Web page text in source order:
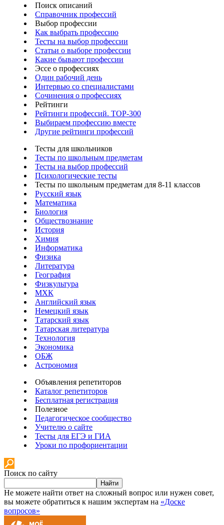
Поиск описаний
Справочник профессий
Выбор профессии
Как выбрать профессию
Тесты на выбор профессии
Статьи о выборе профессии
Какие бывают профессии
Эссе о профессиях
Один рабочий день
Интервью со специалистами
Сочинения о профессиях
Рейтинги
Рейтинги профессий. TOP-300
Выбираем профессию вместе
Другие рейтинги профессий
Тесты для школьников
Тесты по школьным предметам
Тесты на выбор профессий
Психологические тесты
Тесты по школьным предметам для 8-11 классов
Русский язык
Математика
Биология
Обществознание
История
Химия
Информатика
Физика
Литература
География
Физкультура
МХК
Английский язык
Немецкий язык
Татарский язык
Татарская литература
Технология
Экономика
ОБЖ
Астрономия
Объявления репетиторов
Каталог репетиторов
Бесплатная регистрация
Полезное
Педагогическое сообщество
Учителю о сайте
Тесты для ЕГЭ и ГИА
Уроки по профориентации
Поиск по сайту
Найти
Не можете найти ответ на сложный вопрос или нужен совет,
вы можете обратиться к нашим экспертам на «Доске
вопросов»